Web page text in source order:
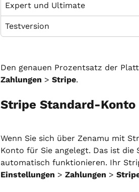
Expert und Ultimate
Testversion
Den genauen Prozentsatz der
Zahlungen > Stripe.
Stripe Standard-Konto
Wenn Sie sich über Zenamu mit
Konto für Sie angelegt. Das ist
automatisch funktionieren. Ihr
Einstellungen > Zahlungen >